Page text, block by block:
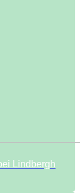
Lindbergh